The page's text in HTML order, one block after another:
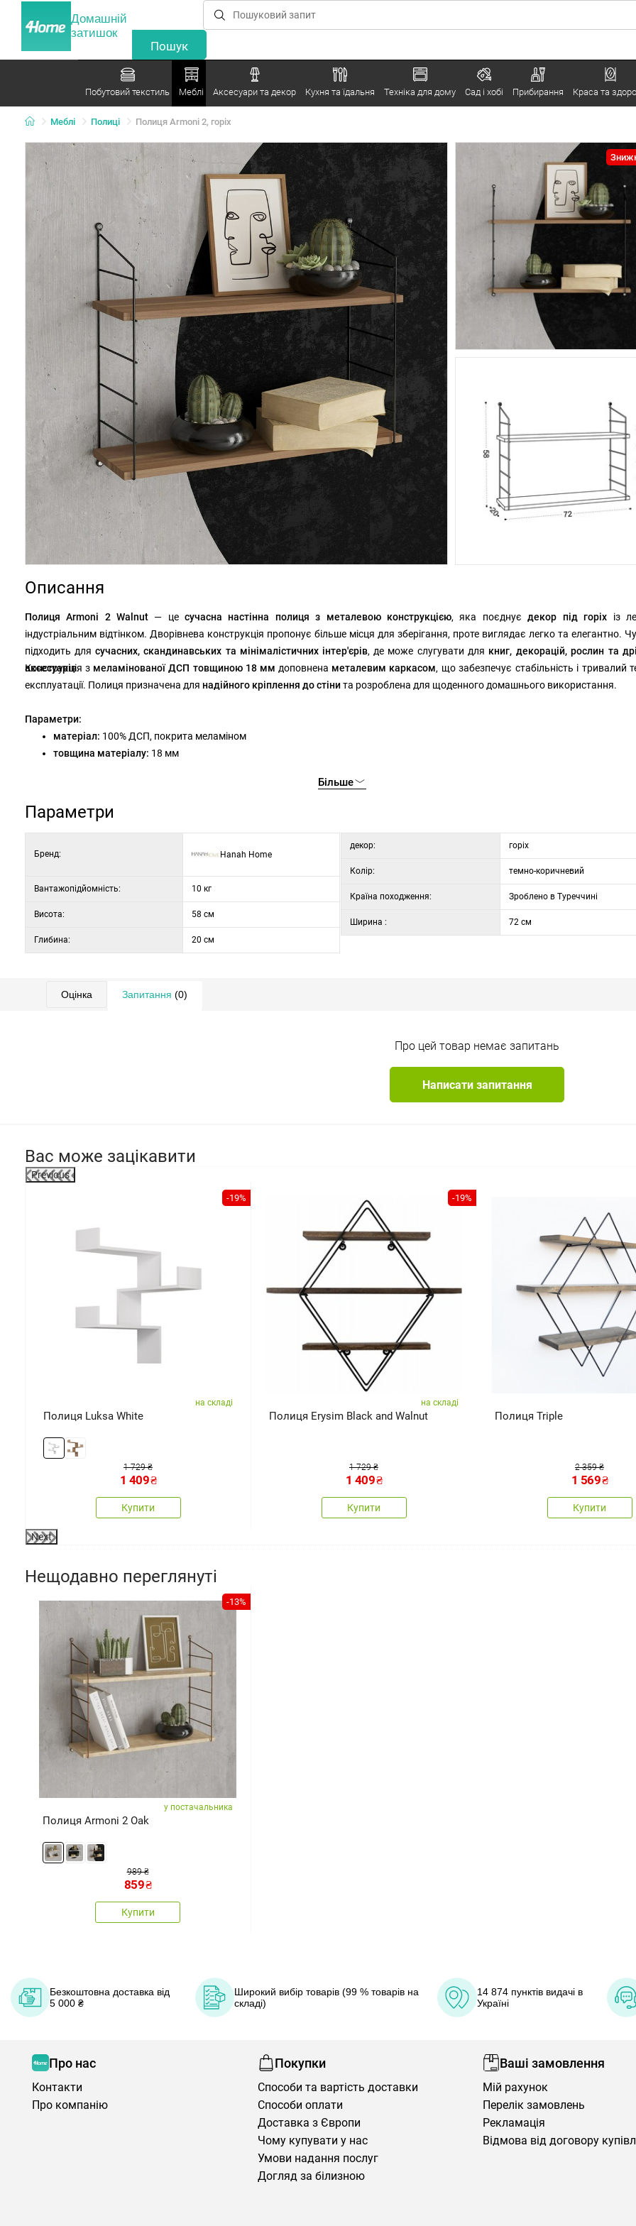
Домашній
затишок
Побутовий текстиль Меблі Аксесуари та декор Кухня та їдальня Техніка для дому Сад і хобі Прибирання Краса та
Меблі Полиці Полиця Armoni 2, горіх
Описання
Полиця Armoni 2 Walnut — це сучасна настінна полиця з металевою конструкцією, яка поєднує декор під горіх із
індустріальним відтінком. Дворівнева конструкція пропонує більше місця для зберігання, проте виглядає легко та елегантно.
підходить для сучасних, скандинавських та мінімалістичних інтер'єрів, де може слугувати для книг, декорацій, рослин та
аксесуарів.
Конструкція з меламінованої ДСП товщиною 18 мм доповнена металевим каркасом, що забезпечує стабільність і тривалий
експлуатації. Полиця призначена для надійного кріплення до стінита розроблена для щоденного домашнього використання.
Параметри:
матеріал: 100% ДСП, покрита меламіном
товщина матеріалу: 18 мм
глибина: 20 см
Більше
Параметри
Бренд: Hanah Home
Вантажопідйомність: 10 кг
Висота: 58 см
Глибина: 20 см
декор: горіх
Колір: темно-коричневий
Країна походження: Зроблено в Туреччині
Ширина : 72 см
Оцінка Запитання (0)
Про цей товар немає запитань
Написати запитання
Вас може зацікавити
Previous
-19%
на складі
Полиця Luksa White
1 729 ₴
1 409₴
Купити
-19%
на складі
Полиця Erysim Black and Walnut
1 729 ₴
1 409₴
Купити
Полиця Triple
2 359 ₴
1 569₴
Купити
Next
Нещодавно переглянуті
-13%
у постачальника
Полиця Armoni 2 Oak
989 ₴
859₴
Купити
Безкоштовна доставка від
5 000 ₴
Широкий вибір товарів (99 % товарів на
складі)
14 874 пунктів видачі в
Україні
Про нас
Контакти
Про компанію
Покупки
Способи та вартість доставки
Способи оплати
Доставка з Європи
Чому купувати у нас
Умови надання послуг
Догляд за білизною
Ваші замовлення
Мій рахунок
Перелік замовлень
Рекламація
Відмова від договору